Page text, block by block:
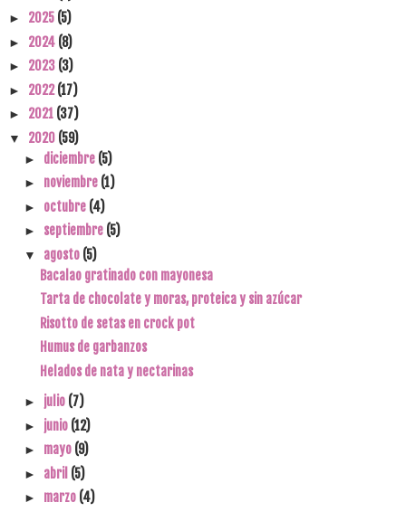
► 2025 (5)
► 2024 (8)
► 2023 (3)
► 2022(17)
► 2021 (37)
▼ 2020 (59)
► diciembre (5)
► noviembre (1)
► octubre (4)
► septiembre (5)
▼ agosto (5)
Bacalao gratinado con mayonesa
Tarta de chocolate y moras, proteica y sin azúcar
Risotto de setas en crock pot
Humus de garbanzos
Helados de nata y nectarinas
► julio (7)
► junio (12)
► mayo (9)
► abril (5)
► marzo (4)